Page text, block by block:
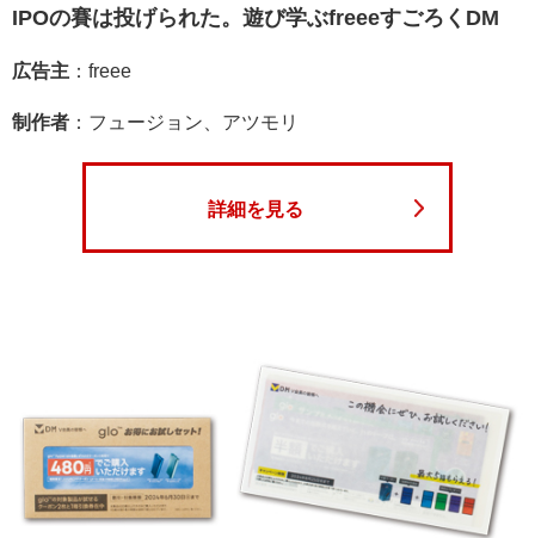
IPOの賽は投げられた。遊び学ぶfreeeすごろくDM
広告主 ：freee
制作者 ：フュージョン、アツモリ
詳細を見る